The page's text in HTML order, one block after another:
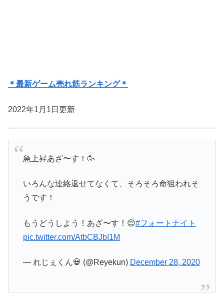
＊最新ゲーム売れ筋ランキング＊
2022年1月1日更新
急上昇あざ〜す！🥳
いろんな連絡返せてなくて、そろそろ命狙われそ
うです！
もうどうしよう！あざ〜す！😌#フォートナイト
pic.twitter.com/AtbCBJbI1M
— れじぇくん💀 (@Reyekun) December 28, 2020